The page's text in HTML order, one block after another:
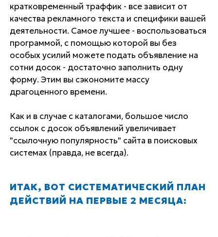
кратковременный траффик - все зависит от
качества рекламного текста и специфики вашей
деятельности. Самое лучшее - воспользоваться
программой, с помощью которой вы без
особых усилий можете подать объявление на
сотни досок - достаточно заполнить одну
форму. Этим вы сэкономите массу
драгоценного времени.
Как и в случае с каталогами, большое число
ссылок с досок объявлений увеличивает
"ссылочную популярность" сайта в поисковых
системах (правда, не всегда).
ИТАК, ВОТ СИСТЕМАТИЧЕСКИЙ ПЛАН
ДЕЙСТВИЙ НА ПЕРВЫЕ 2 МЕСЯЦА: